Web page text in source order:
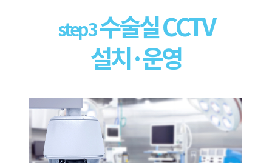
step 3수술실 CCTV
설치·운영